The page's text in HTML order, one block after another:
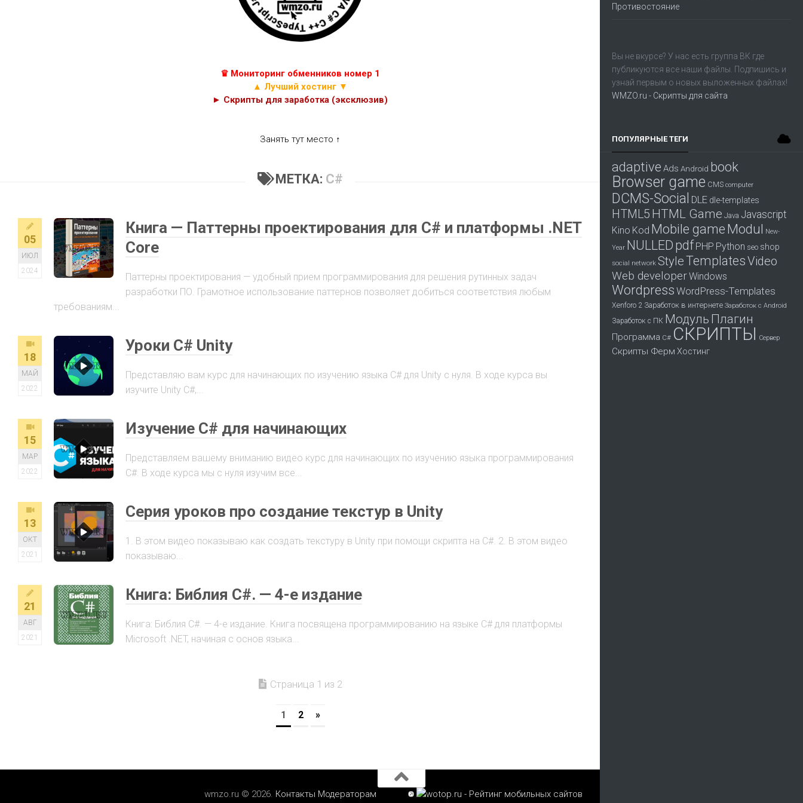
ИГР
СКРИПТЫ
ЭКОНОМИЧЕСКИХ
♛ Мониторинг обменников номер 1
▲ Лучший хостинг ▼
► Скрипты для заработка (эксклюзив)
Занять тут место ↑
МЕТКА: С#
05
ИЮЛ
2024
Книга — Паттерны проектирования для C# и платформы .NET
Core
Паттерны проектирования — удобный прием программирования для решения рутинных задач
разработки ПО. Грамотное использование паттернов позволяет добиться соответствия любым
требованиям...
18
МАЙ
2022
Уроки C# Unity
Представляю вам курс для начинающих по изучению языка C# для Unity с нуля. В ходе курса вы
изучите Unity C#,...
15
МАР
2022
Изучение C# для начинающих
Представляем вашему вниманию видео курс для начинающих по изучению языка программирования
C#. В ходе курса мы с нуля изучим все...
13
ОКТ
2021
Серия уроков про создание текстур в Unity
1. В этом видео показываю как создать текстуру в Unity при помощи скрипта на C#. 2. В этом видео
показываю...
21
АВГ
2021
Книга: Библия C#. — 4-е издание
Книга: Библия C#. — 4-е издание. Книга посвящена программированию на языке C# для платформы
Microsoft .NET, начиная с основ языка...
Страница 1 из 2
1 2 »
Противостояние
Вы не вкурсе? У нас есть группа ВК где
публикуются все наши файлы. Подпишись и
узнай первым о новых выложенных файлах!
WMZO.ru - Скрипты для сайта
ПОПУЛЯРНЫЕ ТЕГИ
adaptive Ads Android book
Browser game CMS computer
DCMS-Social DLE dle-templates
HTML5 HTML Game Java Javascript
Kino Kod Mobile gameModul New-
Year NULLED pdf PHP Python seo shop
social network StyleTemplatesVideo
Web developerWindows
Wordpress WordPress-Templates
Xenforo 2 Заработок в интернете Заработок с Android
Заработок с ПК Модуль Плагин
Программа С# СКРИПТЫ Сервер
Скрипты Ферм Хостинг
wmzo.ru © 2026. Контакты Модераторам